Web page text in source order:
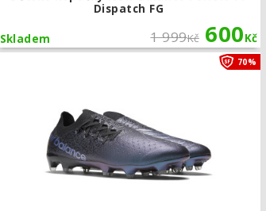
Dispatch FG
1 999Kč 600Kč
Skladem
70%